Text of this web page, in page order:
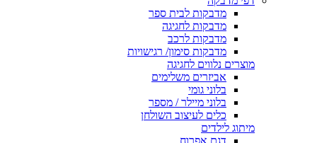
מדבקות לבית ספר
מדבקות לחגיגה
מדבקות לרכב
מדבקות סימון/ רגישויות
מוצרים נלווים לחגיגה
אביזרים משלימים
בלוני גומי
בלוני מיילר / מספר
כלים לעיצוב השולחן
מיתוג לילדים